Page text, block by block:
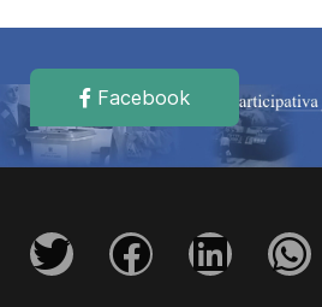
Facebook